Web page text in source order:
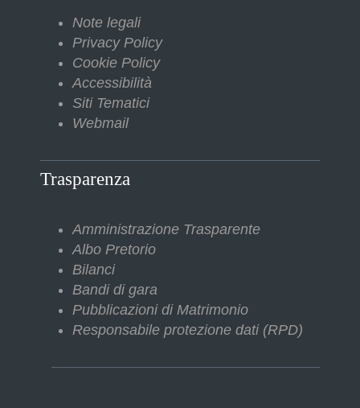
Note legali
Privacy Policy
Cookie Policy
Accessibilità
Siti Tematici
Webmail
Trasparenza
Amministrazione Trasparente
Albo Pretorio
Bilanci
Bandi di gara
Pubblicazioni di Matrimonio
Responsabile protezione dati (RPD)